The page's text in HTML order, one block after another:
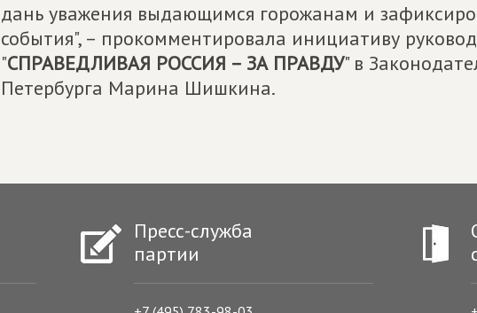
дань уважения выдающимся горожанам и
события", – прокомментировала инициативу
"СПРАВЕДЛИВАЯ РОССИЯ – ЗА ПРАВДУ" в
Петербурга Марина Шишкина.
Пресс-служба
партии